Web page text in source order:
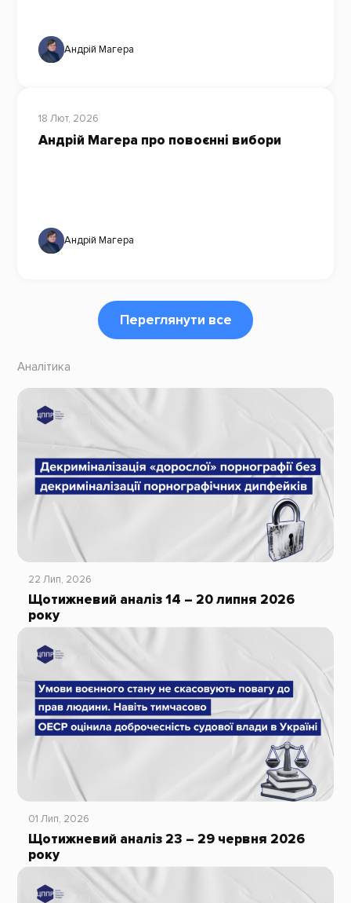
Андрій Магера
18 Лют, 2026
Андрій Магера про повоєнні вибори
Андрій Магера
Переглянути все
Аналітика
22 Лип, 2026
Щотижневий аналіз 14 – 20 липня 2026
року
01 Лип, 2026
Щотижневий аналіз 23 – 29 червня 2026
року